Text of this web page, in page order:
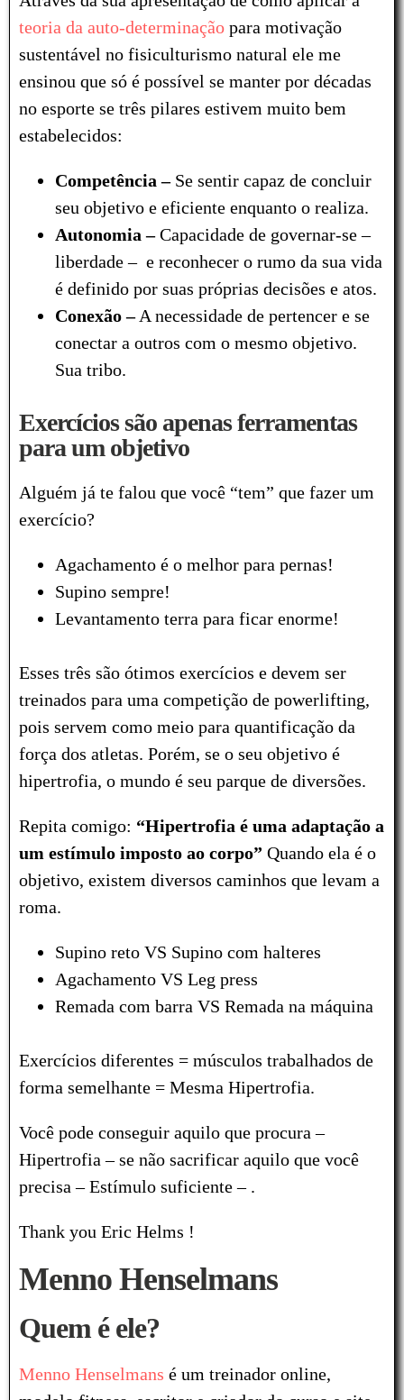
teoria da auto-determinação para motivação
sustentável no fisiculturismo natural ele me
ensinou que só é possível se manter por décadas
no esporte se três pilares estivem muito bem
estabelecidos:
Competência –Se sentir capaz de concluir
seu objetivo e eficiente enquanto o realiza.
Autonomia –Capacidade de governar-se –
liberdade – e reconhecer o rumo da sua vida
é definido por suas próprias decisões e atos.
Conexão –A necessidade de pertencer e se
conectar a outros com o mesmo objetivo.
Sua tribo.
Exercícios são apenas ferramentas
para um objetivo
Alguém já te falou que você “tem” que fazer um
exercício?
Agachamento é o melhor para pernas!
Supino sempre!
Levantamento terra para ficar enorme!
Esses três são ótimos exercícios e devem ser
treinados para uma competição de powerlifting,
pois servem como meio para quantificação da
força dos atletas. Porém, se o seu objetivo é
hipertrofia, o mundo é seu parque de diversões.
Repita comigo: “Hipertrofia é uma adaptação a
um estímulo imposto ao corpo” Quando ela é o
objetivo, existem diversos caminhos que levam a
roma.
Supino reto VS Supino com halteres
Agachamento VS Leg press
Remada com barra VS Remada na máquina
Exercícios diferentes = músculos trabalhados de
forma semelhante = Mesma Hipertrofia.
Você pode conseguir aquilo que procura –
Hipertrofia – se não sacrificar aquilo que você
precisa – Estímulo suficiente – .
Thank you Eric Helms !
Menno Henselmans
Quem é ele?
Menno Henselmans é um treinador online,